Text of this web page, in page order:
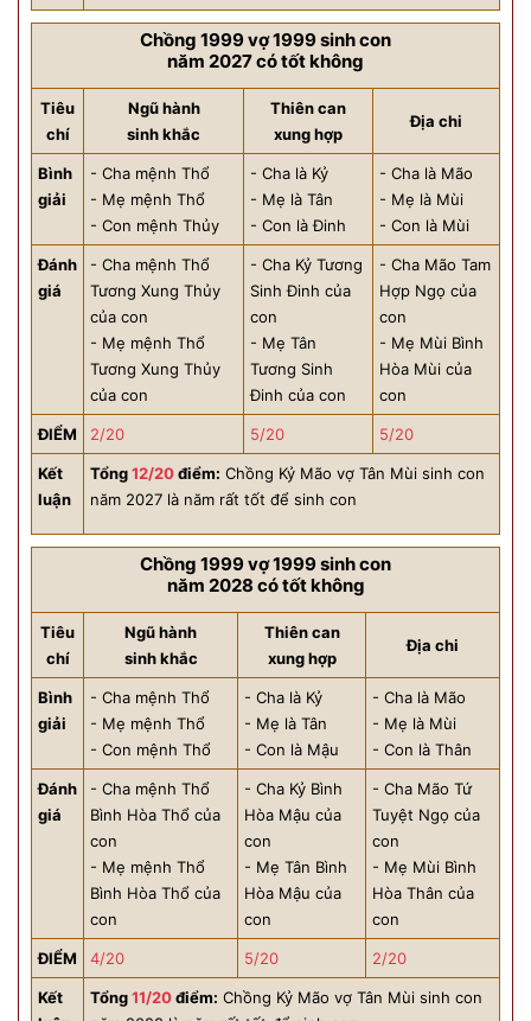
Chồng 1999 vợ 1999 sinh con
năm 2027 có tốt không
Tiêu
chí
Ngũ hành
sinh khắc
Thiên can
xung hợp
Địa chi
Bình
giải
- Cha mệnh Thổ
- Mẹ mệnh Thổ
- Con mệnh Thủy
- Cha là Kỷ
- Mẹ là Tân
- Con là Đinh
- Cha là Mão
- Mẹ là Mùi
- Con là Mùi
Đánh
giá
- Cha mệnh Thổ
Tương Xung Thủy
của con
- Mẹ mệnh Thổ
Tương Xung Thủy
của con
- Cha Kỷ Tương
Sinh Đinh của
con
- Mẹ Tân
Tương Sinh
Đinh của con
- Cha Mão Tam
Hợp Ngọ của
con
- Mẹ Mùi Bình
Hòa Mùi của
con
ĐIỂM 2/20 5/20 5/20
Kết
luận
Tổng12/20điểm: Chồng Kỷ Mão vợ Tân Mùi sinh con
năm 2027 là năm rất tốt để sinh con
Chồng 1999 vợ 1999 sinh con
năm 2028 có tốt không
Tiêu
chí
Ngũ hành
sinh khắc
Thiên can
xung hợp
Địa chi
Bình
giải
- Cha mệnh Thổ
- Mẹ mệnh Thổ
- Con mệnh Thổ
- Cha là Kỷ
- Mẹ là Tân
- Con là Mậu
- Cha là Mão
- Mẹ là Mùi
- Con là Thân
Đánh
giá
- Cha mệnh Thổ
Bình Hòa Thổ của
con
- Mẹ mệnh Thổ
Bình Hòa Thổ của
con
- Cha Kỷ Bình
Hòa Mậu của
con
- Mẹ Tân Bình
Hòa Mậu của
con
- Cha Mão Tứ
Tuyệt Ngọ của
con
- Mẹ Mùi Bình
Hòa Thân của
con
ĐIỂM 4/20 5/20 2/20
Kết
Tổng11/20điểm: Chồng Kỷ Mão vợ Tân Mùi sinh con